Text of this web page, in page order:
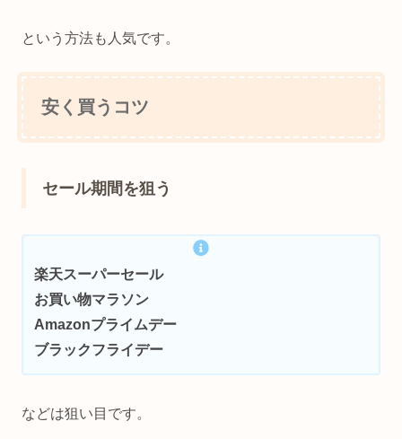
という方法も人気です。
安く買うコツ
セール期間を狙う
楽天スーパーセール
お買い物マラソン
Amazonプライムデー
ブラックフライデー
などは狙い目です。